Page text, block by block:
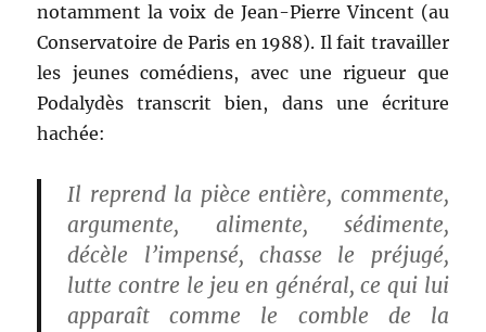
notamment la voix de Jean-Pierre Vincent (au
Conservatoire de Paris en 1988). Il fait travailler
les jeunes comédiens, avec une rigueur que
Podalydès transcrit bien, dans une écriture
hachée:
Il reprend la pièce entière, commente,
argumente, alimente, sédimente,
décèle l’impensé, chasse le préjugé,
lutte contre le jeu en général, ce qui lui
apparaît comme le comble de la